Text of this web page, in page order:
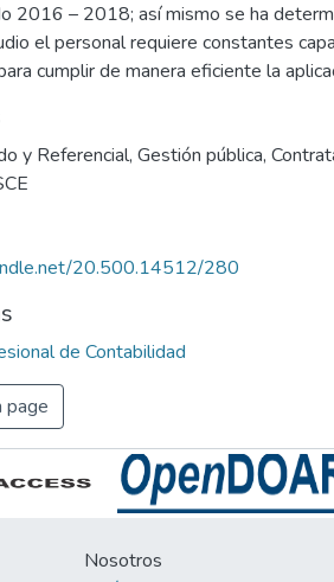
2016 – 2018; así mismo se ha
el personal requiere constantes
cumplir de manera eficiente la
y Referencial, Gestión pública,
20.500.14512/280
de Contabilidad
page
Nosotros